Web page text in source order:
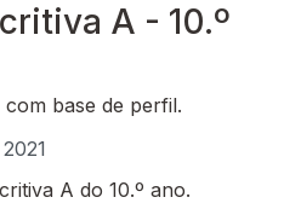
A - 10.º
base de perfil.
2021
A do 10.º ano.